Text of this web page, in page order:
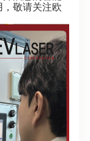
敬请关注欧